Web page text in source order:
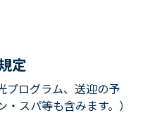
定
プログラム、送迎の予
スパ等も含みます。）